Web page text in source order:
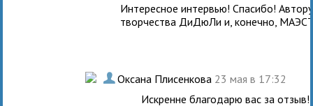
Интересное интервью! Спасибо!
творчества ДиДюЛи и, конечно,
. Оксана Плисенкова 23 мая в 17:32
Искренне благодарю вас за отзыв!